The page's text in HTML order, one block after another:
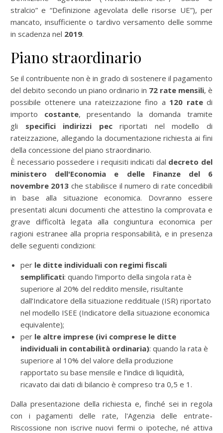
stralcio” e “Definizione agevolata delle risorse UE”), per
mancato, insufficiente o tardivo versamento delle somme
in scadenza nel 2019.
Piano straordinario
Se il contribuente non è in grado di sostenere il pagamento
del debito secondo un piano ordinario in 72 rate mensili, è
possibile ottenere una rateizzazione fino a 120 ratedi
importo costante, presentando la domanda tramite
gli specifici indirizzi pecriportati nel modello di
rateizzazione, allegando la documentazione richiesta ai fini
della concessione del piano straordinario.
È necessario possedere i requisiti indicati dal decreto del
ministero dell'Economia e delle Finanze del 6
novembre 2013 che stabilisce il numero di rate concedibili
in base alla situazione economica. Dovranno essere
presentati alcuni documenti che attestino la comprovata e
grave difficoltà legata alla congiuntura economica per
ragioni estranee alla propria responsabilità, e in presenza
delle seguenti condizioni:
per le ditte individuali con regimi fiscali
semplificati: quando l’importo della singola rata è
superiore al 20% del reddito mensile, risultante
dall’Indicatore della situazione reddituale (ISR) riportato
nel modello ISEE (Indicatore della situazione economica
equivalente);
per le altre imprese (ivi comprese le ditte
individuali in contabilità ordinaria): quando la rata è
superiore al 10% del valore della produzione
rapportato su base mensile e l’indice di liquidità,
ricavato dai dati di bilancio è compreso tra 0,5 e 1.
Dalla presentazione della richiesta e, finché sei in regola
con i pagamenti delle rate, l'Agenzia delle entrate-
Riscossione non iscrive nuovi fermi o ipoteche, né attiva